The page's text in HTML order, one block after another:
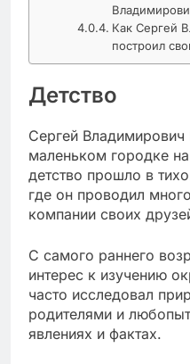
Как Сергей
построил
Детство
Сергей
маленьком городке
детство прошло в
где он проводил
компании своих
С самого раннего
интерес к изучению
часто исследовал
родителями и
явлениях и фактах.